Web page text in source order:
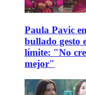
Paula Pavic
bullado gesto
límite: "No
mejor"